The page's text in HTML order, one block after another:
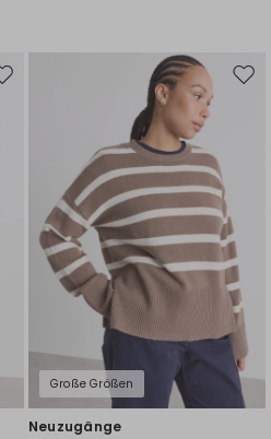
Auf
Große Größen
Auf
Neuzugänge